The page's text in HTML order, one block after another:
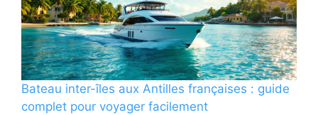
Bateau inter-îles aux Antilles françaises : guide
complet pour voyager facilement